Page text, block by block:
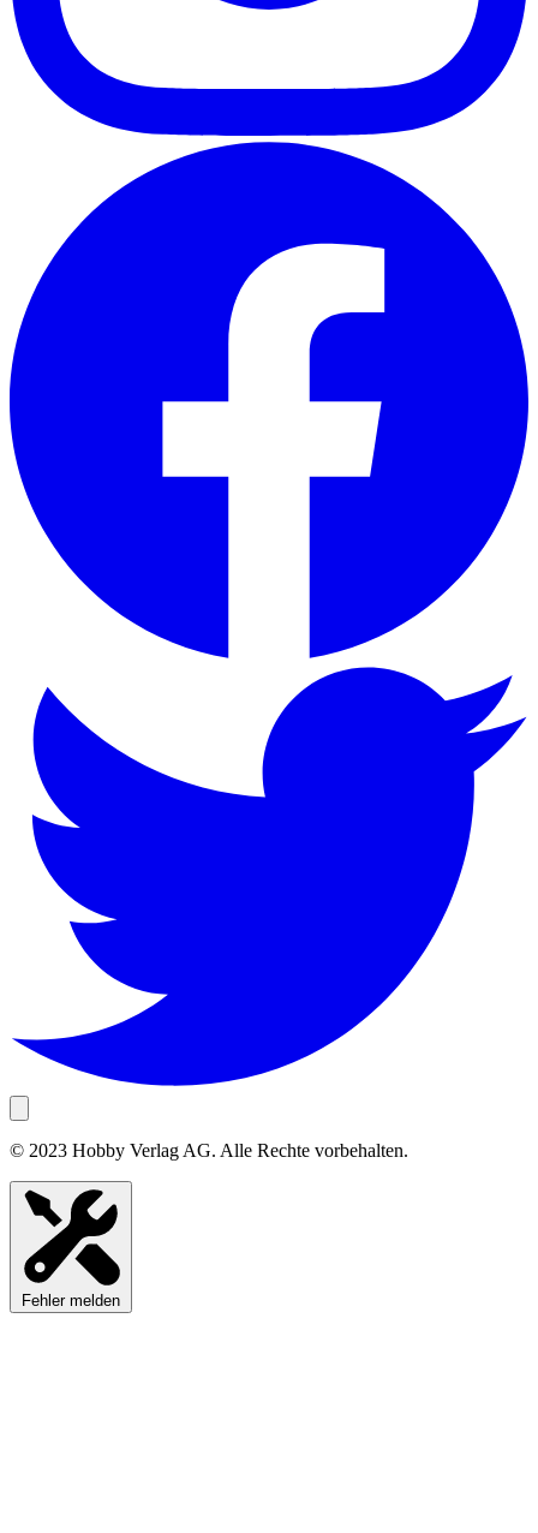
© 2023 Hobby Verlag AG. Alle Rechte vorbehalten.
Fehler melden